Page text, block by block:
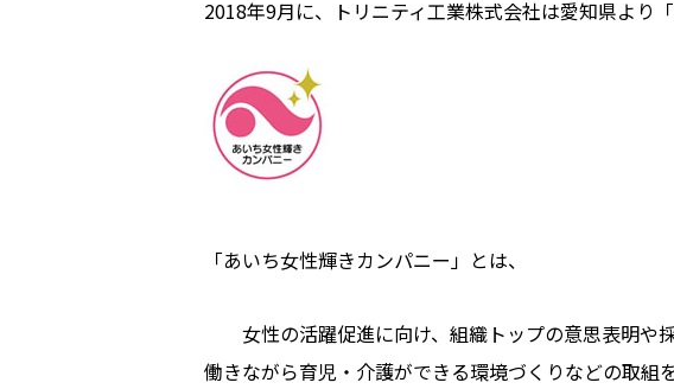
2018年9月に、トリニティ工業株式会社は愛知県より
「あいち女性輝きカンパニー」とは、
女性の活躍促進に向け、組織トップの意思表明や
働きながら育児・介護ができる環境づくりなどの取組